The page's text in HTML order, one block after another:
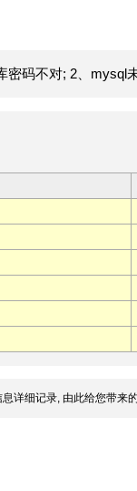
码不对; 2、mysql未
详细记录, 由此给您带来